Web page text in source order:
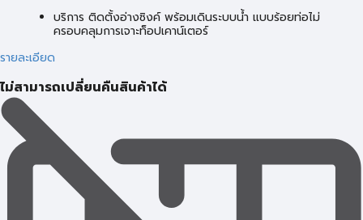
บริการ ติดตั้งอ่างซิงค์ พร้อมเดินระบบน้ำ แบบร้อยท่อไม่
ครอบคลุมการเจาะท็อปเคาน์เตอร์
รายละเอียด
ไม่สามารถเปลี่ยนคืนสินค้าได้